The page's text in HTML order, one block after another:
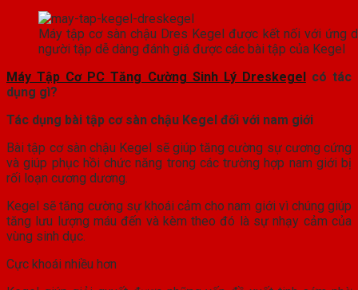
Máy tập cơ sàn chậu Dres Kegel được kết nối với ứng
người tập dễ dàng đánh giá được các bài tập của Kegel
Máy Tập Cơ PC Tăng Cường Sinh Lý Dreskegel
có tác
dụng gì?
Tác dụng bài tập cơ sàn chậu Kegel đối với nam giới
Bài tập cơ sàn chậu Kegel sẽ giúp tăng cường sự cương cứng
và giúp phục hồi chức năng trong các trường hợp nam giới bị
rối loạn cương dương.
Kegel sẽ tăng cường sự khoái cảm cho nam giới vì chúng giúp
tăng lưu lượng máu đến và kèm theo đó là sự nhạy cảm của
vùng sinh dục.
Cực khoái nhiều hơn